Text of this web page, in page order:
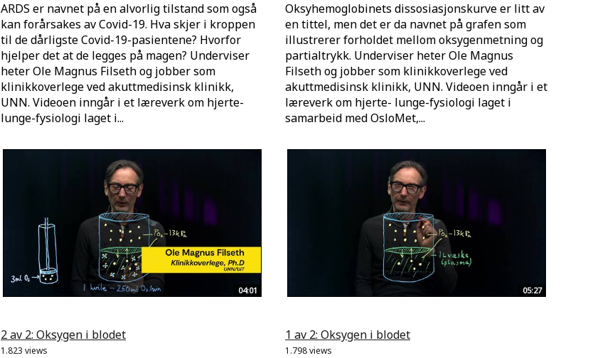
ARDS er navnet på en alvorlig tilstand som også
kan forårsakes av Covid-19. Hva skjer i kroppen
til de dårligste Covid-19-pasientene? Hvorfor
hjelper det at de legges på magen? Underviser
heter Ole Magnus Filseth og jobber som
klinikkoverlege ved akuttmedisinsk klinikk,
UNN. Videoen inngår i et læreverk om hjerte-
lunge-fysiologi laget i...
Oksyhemoglobinets dissosiasjonskurve er litt av
en tittel, men det er da navnet på grafen som
illustrerer forholdet mellom oksygenmetning og
partialtrykk. Underviser heter Ole Magnus
Filseth og jobber som klinikkoverlege ved
akuttmedisinsk klinikk, UNN. Videoen inngår i et
læreverk om hjerte- lunge-fysiologi laget i
samarbeid med OsloMet,...
04:01
2 av 2: Oksygen i blodet
1.823 views
05:27
1 av 2: Oksygen i blodet
1.798 views